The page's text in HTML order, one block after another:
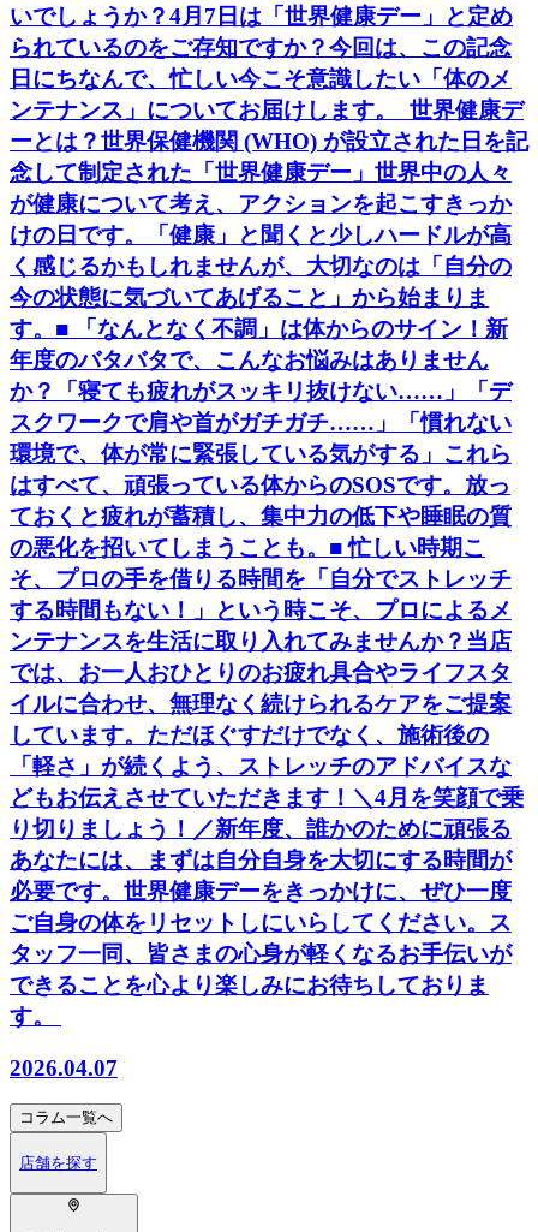
いでしょうか？4月7日は「世界健康デー」と定め
られているのをご存知ですか？今回は、この記念
日にちなんで、忙しい今こそ意識したい「体のメ
ンテナンス」についてお届けします。 世界健康デ
ーとは？世界保健機関 (WHO) が設立された日を記
念して制定された「世界健康デー」世界中の人々
が健康について考え、アクションを起こすきっか
けの日です。「健康」と聞くと少しハードルが高
く感じるかもしれませんが、大切なのは「自分の
今の状態に気づいてあげること」から始まりま
す。■ 「なんとなく不調」は体からのサイン！新
年度のバタバタで、こんなお悩みはありません
か？「寝ても疲れがスッキリ抜けない……」「デ
スクワークで肩や首がガチガチ……」「慣れない
環境で、体が常に緊張している気がする」これら
はすべて、頑張っている体からのSOSです。放っ
ておくと疲れが蓄積し、集中力の低下や睡眠の質
の悪化を招いてしまうことも。■ 忙しい時期こ
そ、プロの手を借りる時間を「自分でストレッチ
する時間もない！」という時こそ、プロによるメ
ンテナンスを生活に取り入れてみませんか？当店
では、お一人おひとりのお疲れ具合やライフスタ
イルに合わせ、無理なく続けられるケアをご提案
しています。ただほぐすだけでなく、施術後の
「軽さ」が続くよう、ストレッチのアドバイスな
どもお伝えさせていただきます！＼4月を笑顔で乗
り切りましょう！／新年度、誰かのために頑張る
あなたには、まずは自分自身を大切にする時間が
必要です。世界健康デーをきっかけに、ぜひ一度
ご自身の体をリセットしにいらしてください。ス
タッフ一同、皆さまの心身が軽くなるお手伝いが
できることを心より楽しみにお待ちしておりま
す。
2026.04.07
コラム一覧へ
店舗を探す